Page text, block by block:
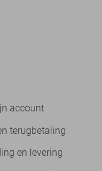
account
terugbetaling
en levering